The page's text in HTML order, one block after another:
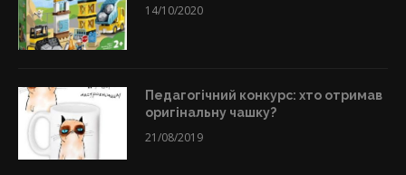
14/10/2020
Педагогічний конкурс: хто отримав
оригінальну чашку?
21/08/2019